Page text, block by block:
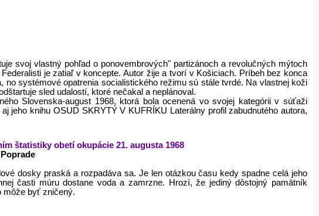
svoj vlastný pohľad o ponovembrových" partizánoch a revolučných mýtoch
je zatiaľ v koncepte. Autor žije a tvorí v Košiciach. Príbeh bez konca
systémové opatrenia socialistického režimu sú stále tvrdé. Na vlastnej koži
sled udalostí, ktoré nečakal a neplánoval.
Slovenska-august 1968, ktorá bola ocenená vo svojej kategórii v súťaži
knihu OSUD SKRYTÝ V KUFRÍKU Laterálny profil zabudnutého autora,
štatistiky obetí okupácie 21. augusta 1968
dosky praská a rozpadáva sa. Je len otázkou času kedy spadne celá jeho
časti múru dostane voda a zamrzne. Hrozí, že jediný dôstojný pamätník
môže byť zničený.